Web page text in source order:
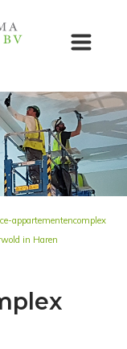
appartementencomplex
in Haren